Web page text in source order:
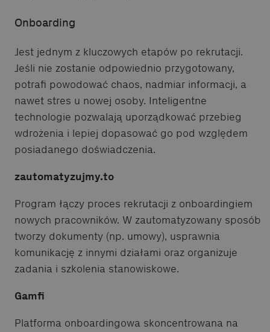
Onboarding
Jest jednym z kluczowych etapów po rekrutacji.
Jeśli nie zostanie odpowiednio przygotowany,
potrafi powodować chaos, nadmiar informacji, a
nawet stres u nowej osoby. Inteligentne
technologie pozwalają uporządkować przebieg
wdrożenia i lepiej dopasować go pod względem
posiadanego doświadczenia.
zautomatyzujmy.to
Program łączy proces rekrutacji z onboardingiem
nowych pracowników. W zautomatyzowany sposób
tworzy dokumenty (np. umowy), usprawnia
komunikację z innymi działami oraz organizuje
zadania i szkolenia stanowiskowe.
Gamfi
Platforma onboardingowa skoncentrowana na